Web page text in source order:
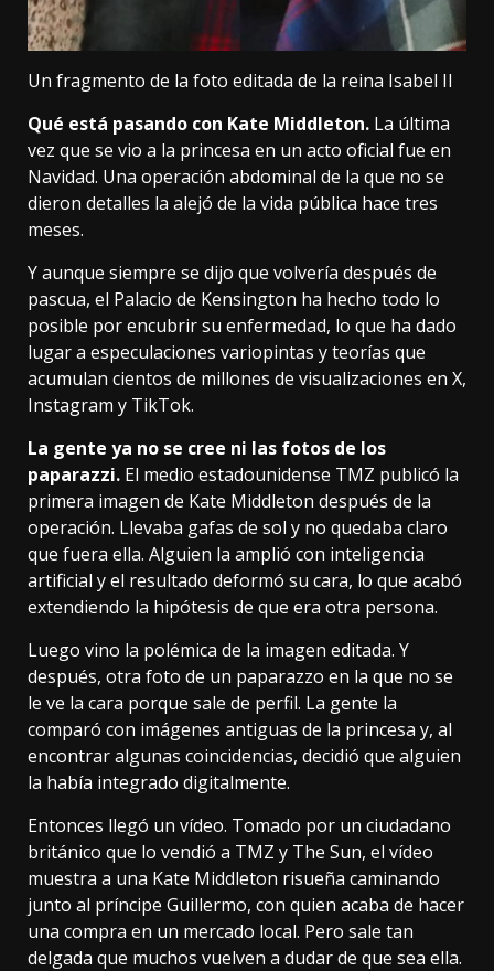
Un fragmento de la foto editada de la reina Isabel II
Qué está pasando con Kate Middleton. La última
vez que se vio a la princesa en un acto oficial fue en
Navidad. Una operación abdominal de la que no se
dieron detalles la alejó de la vida pública hace tres
meses.
Y aunque siempre se dijo que volvería después de
pascua, el Palacio de Kensington ha hecho todo lo
posible por encubrir su enfermedad, lo que ha dado
lugar a especulaciones variopintas y teorías que
acumulan cientos de millones de visualizaciones en X,
Instagram y TikTok.
La gente ya no se cree ni las fotos de los
paparazzi. El medio estadounidense TMZ publicó la
primera imagen de Kate Middleton después de la
operación. Llevaba gafas de sol y no quedaba claro
que fuera ella. Alguien la amplió con inteligencia
artificial y el resultado deformó su cara, lo que acabó
extendiendo la hipótesis de que era otra persona.
Luego vino la polémica de la imagen editada. Y
después, otra foto de un paparazzo en la que no se
le ve la cara porque sale de perfil. La gente la
comparó con imágenes antiguas de la princesa y, al
encontrar algunas coincidencias, decidió que alguien
la había integrado digitalmente.
Entonces llegó un vídeo. Tomado por un ciudadano
británico que lo vendió a TMZ y The Sun, el vídeo
muestra a una Kate Middleton risueña caminando
junto al príncipe Guillermo, con quien acaba de hacer
una compra en un mercado local. Pero sale tan
delgada que muchos vuelven a dudar de que sea ella.